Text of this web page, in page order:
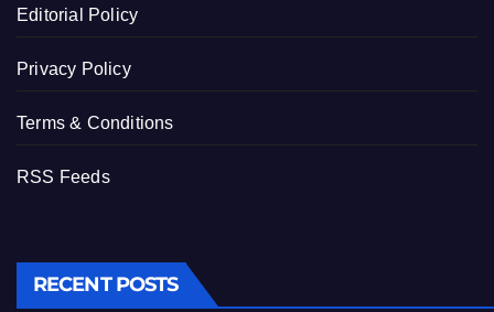
Editorial Policy
Privacy Policy
Terms & Conditions
RSS Feeds
RECENT POSTS